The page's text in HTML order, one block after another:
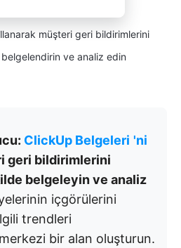
müşteri geri bildirimlerini
ve analiz edin
ClickUp Belgeleri 'ni
geri bildirimlerini
belgeleyin ve analiz
içgörülerini
trendleri
bir alan oluşturun.